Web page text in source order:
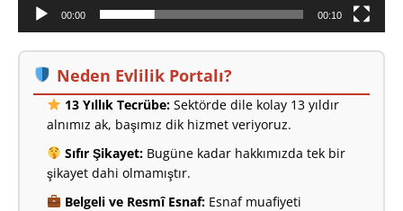
00:00 00:10
Neden Evlilik Portalı?
13 Yıllık Tecrübe:Sektörde dile kolay 13 yıldır
alnımız ak, başımız dik hizmet veriyoruz.
Sıfır Şikayet:Bugüne kadar hakkımızda tek bir
şikayet dahi olmamıştır.
Belgeli ve Resmî Esnaf:Esnaf muafiyeti